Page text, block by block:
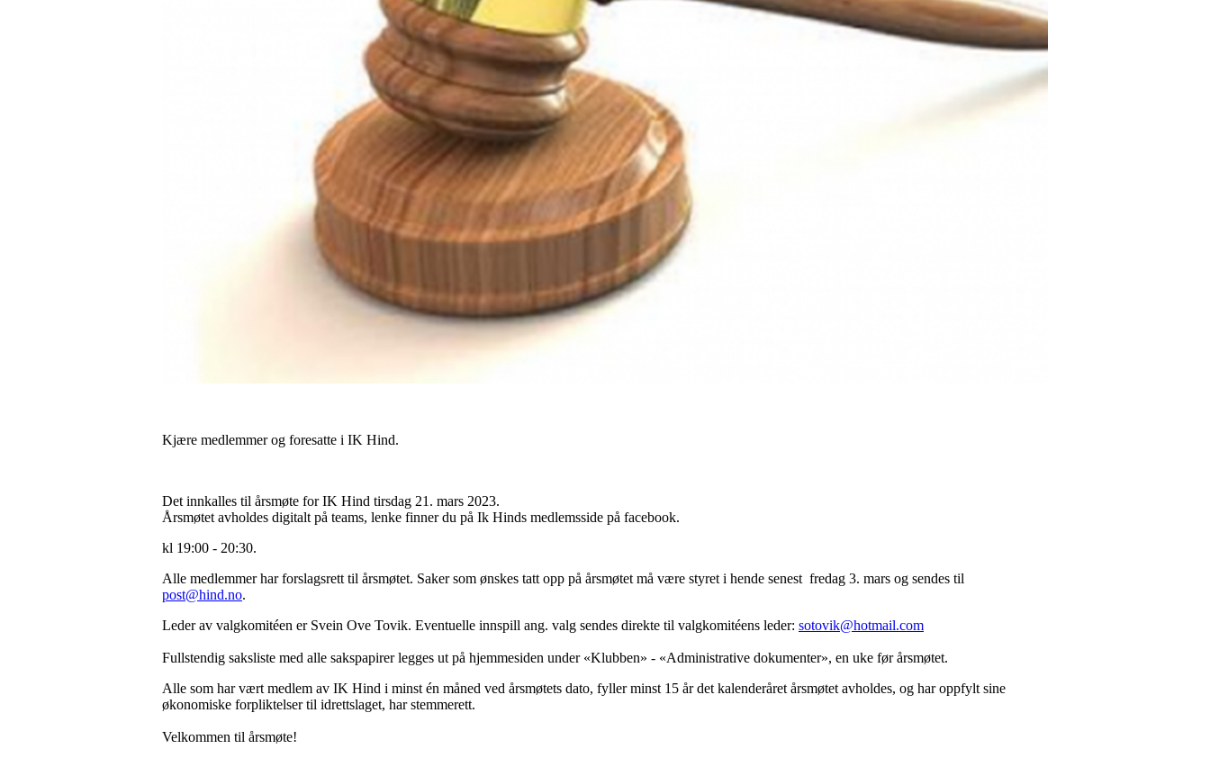
Kjære medlemmer og foresatte i IK Hind.
Det innkalles til årsmøte for IK Hind tirsdag 21. mars 2023.
Årsmøtet avholdes digitalt på teams, lenke finner du på Ik Hinds medlemsside på facebook.
kl 19:00 - 20:30.
Alle medlemmer har forslagsrett til årsmøtet. Saker som ønskes tatt opp på årsmøtet må være styret i hende senest fredag 3. mars og sendes til
post@hind.no.
Leder av valgkomitéen er Svein Ove Tovik. Eventuelle innspill ang. valg sendes direkte til valgkomitéens leder: sotovik@hotmail.com
Fullstendig saksliste med alle sakspapirer legges ut på hjemmesiden under «Klubben» - «Administrative dokumenter», en uke før årsmøtet.
Alle som har vært medlem av IK Hind i minst én måned ved årsmøtets dato, fyller minst 15 år det kalenderåret årsmøtet avholdes, og har oppfylt sine
økonomiske forpliktelser til idrettslaget, har stemmerett.
Velkommen til årsmøte!